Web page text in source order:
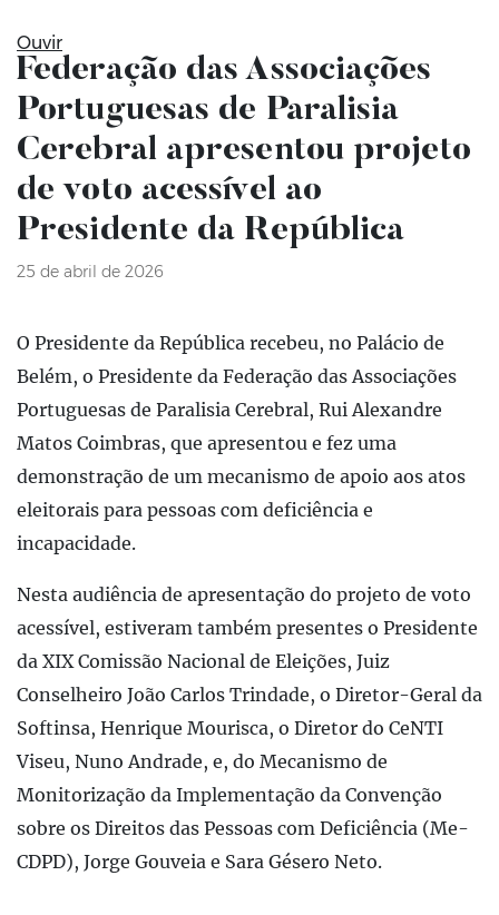
Ouvir
Federação das Associações
Portuguesas de Paralisia
Cerebral apresentou projeto
de voto acessível ao
Presidente da República
25 de abril de 2026
O Presidente da República recebeu, no Palácio de
Belém, o Presidente da Federação das Associações
Portuguesas de Paralisia Cerebral, Rui Alexandre
Matos Coimbras, que apresentou e fez uma
demonstração de um mecanismo de apoio aos atos
eleitorais para pessoas com deficiência e
incapacidade.
Nesta audiência de apresentação do projeto de voto
acessível, estiveram também presentes o Presidente
da XIX Comissão Nacional de Eleições, Juiz
Conselheiro João Carlos Trindade, o Diretor-Geral da
Softinsa, Henrique Mourisca, o Diretor do CeNTI
Viseu, Nuno Andrade, e, do Mecanismo de
Monitorização da Implementação da Convenção
sobre os Direitos das Pessoas com Deficiência (Me-
CDPD), ⁠Jorge Gouveia e Sara Gésero Neto.